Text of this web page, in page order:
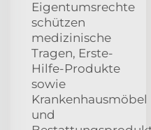
Eigentumsrechte
schützen
medizinische
Tragen, Erste-
Hilfe-Produkte
sowie
Krankenhausmöbel
und